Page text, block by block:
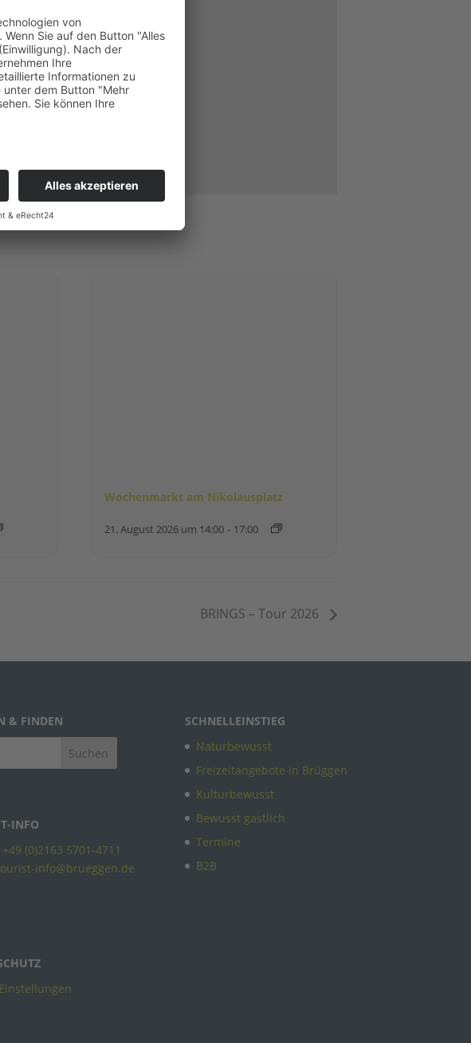
Wochenmarkt am Nikolausplatz
21. August 2026 um 14:00 - 17:00
BRINGS – Tour 2026
& FINDEN
INFO
+49 (0)2163 5701-4711
info@brueggen.de
SCHNELLEINSTIEG
Naturbewusst
Freizeitangebote in Brüggen
Kulturbewusst
Bewusst gastlich
Termine
B2B